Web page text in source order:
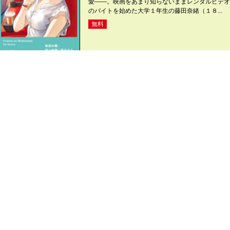
愛――。映画をあまり知らないままレンタルビデ
のバイトを始めた大学１年生の藤田奈緒（１８...
無料